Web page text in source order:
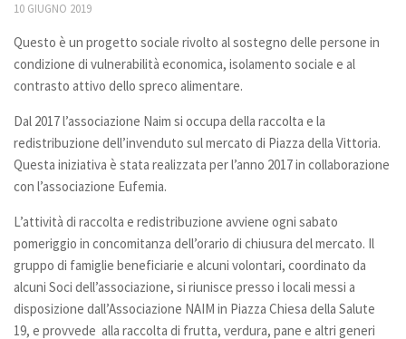
Struttura organizzativa
Vita associativa
Statuto
News
Agenda eventi
Chi siamo Comunità
Carta di Comunità
Ammissione
Formazione
10 GIUGNO 2019
Questo è un progetto sociale rivolto al sostegno delle persone in
condizione di vulnerabilità economica, isolamento sociale e al
contrasto attivo dello spreco alimentare.
Dal 2017 l’associazione Naim si occupa della raccolta e la
redistribuzione dell’invenduto sul mercato di Piazza della Vittoria.
Questa iniziativa è stata realizzata per l’anno 2017 in collaborazione
con l’associazione Eufemia.
L’attività di raccolta e redistribuzione avviene ogni sabato
pomeriggio in concomitanza dell’orario di chiusura del mercato. Il
gruppo di famiglie beneficiarie e alcuni volontari, coordinato da
alcuni Soci dell’associazione, si riunisce presso i locali messi a
disposizione dall’Associazione NAIM in Piazza Chiesa della Salute
19, e provvede alla raccolta di frutta, verdura, pane e altri generi